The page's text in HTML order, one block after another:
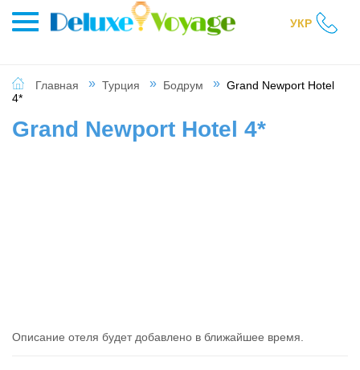
УКР
Главная Турция Бодрум
Grand Newport Hotel
4*
Grand Newport Hotel 4*
Описание отеля будет добавлено в ближайшее время.